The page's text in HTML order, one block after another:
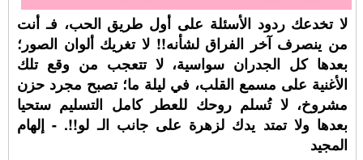
لا تخدعك ردود الأسئلة على أول طريق الحب، فـ أنت
من ينصرف آخر الفراق لشأنه!! لا تغريك ألوان الصور؛
بعدها كل الجدران سواسية، لا تتعجب من وقع تلك
الأغنية على مسمع القلب، في ليلة ما؛ تصبح مجرد حزن
مشروخ، لا تُسلم روحك للعطر كامل التسليم ستحيا
بعدها ولا تمتد يدك لزهرة على جانب الـ لو!!. - إلهام
المجيد